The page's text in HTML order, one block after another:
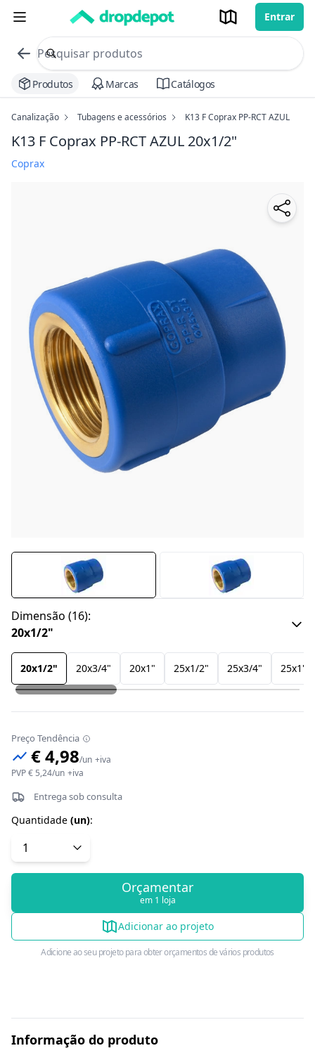
Entrar
commerce search no header
Procurar
Produtos Marcas Catálogos
Canalização Tubagens e acessórios K13 F Coprax PP-RCT AZUL
K13 F Coprax PP-RCT AZUL 20x1/2"
Coprax
Dimensão (16):
20x1/2"
20x1/2" 20x3/4" 20x1" 25x1/2" 25x3/4" 25x1"
Preço Tendência
€ 4,98/un +iva
PVP€ 5,24/un +iva
Entrega sob consulta
Quantidade (un):
Orçamentar
em 1 loja
Adicionar ao projeto
Adicione ao seu projeto para obter orçamentos de vários produtos
Informação do produto